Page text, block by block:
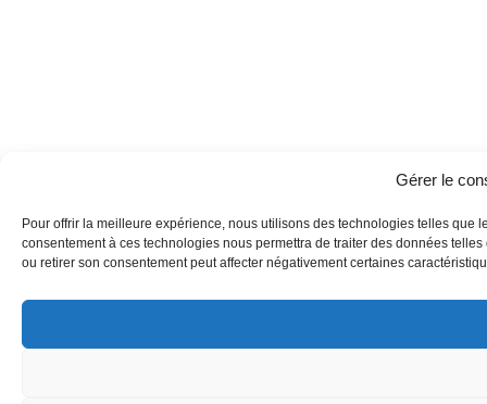
Gérer le
Pour offrir la meilleure expérience, nous utilisons des technologies telles
consentement à ces technologies nous permettra de traiter des données
ou retirer son consentement peut affecter négativement certaines